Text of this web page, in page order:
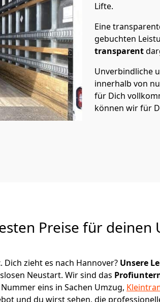
Lifte.
Eine
gebuchten
transparent
Unverbindliche
innerhalb von
für Dich
können wir für
Preise für deinen
. Dich zieht es nach Hannover? Unsere
Neustart. Wir sind das
eins in Sachen Umzug,
und du wirst sehen, die